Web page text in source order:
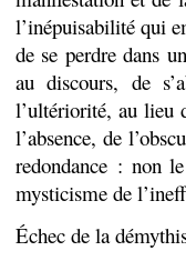
l’inépuisabilité qui
de se perdre dans
au discours, de
l’ultériorité, au lieu
l’absence, de
redondance : non
mysticisme de
Échec de la